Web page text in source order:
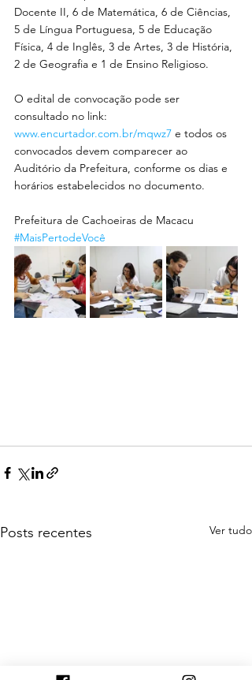
Docente II, 6 de Matemática, 6 de Ciências,
5 de Língua Portuguesa, 5 de Educação
Física, 4 de Inglês, 3 de Artes, 3 de História,
2 de Geografia e 1 de Ensino Religioso.
O edital de convocação pode ser
consultado no link:
www.encurtador.com.br/mqwz7 e todos os
convocados devem comparecer ao
Auditório da Prefeitura, conforme os dias e
horários estabelecidos no documento.
Prefeitura de Cachoeiras de Macacu
#MaisPertodeVocê
Posts recentes Ver tudo